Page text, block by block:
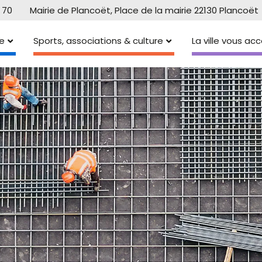
Mairie de Plancoët, Place de la mairie 22130 Plancoët
Sports, associations & culture La ville vous